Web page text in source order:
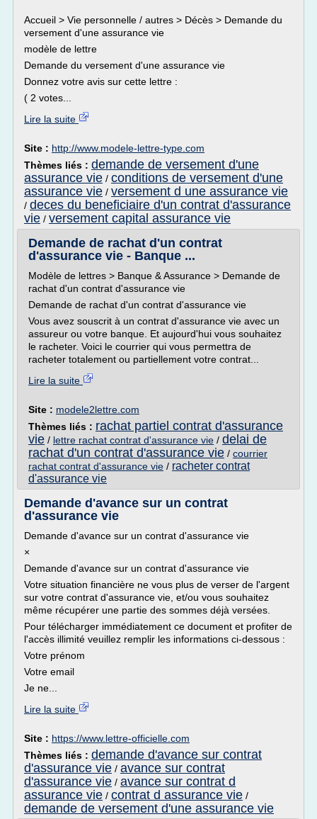
Accueil > Vie personnelle / autres > Décès > Demande du
versement d'une assurance vie
modèle de lettre
Demande du versement d'une assurance vie
Donnez votre avis sur cette lettre :
( 2 votes...
Lire la suite
Site : http://www.modele-lettre-type.com
Thèmes liés : demande de versement d'une
assurance vie / conditions de versement d'une
assurance vie / versement d une assurance vie
/ deces du beneficiaire d'un contrat d'assurance
vie / versement capital assurance vie
Demande de rachat d'un contrat
d'assurance vie - Banque ...
Modèle de lettres > Banque & Assurance > Demande de
rachat d'un contrat d'assurance vie
Demande de rachat d'un contrat d'assurance vie
Vous avez souscrit à un contrat d'assurance vie avec un
assureur ou votre banque. Et aujourd'hui vous souhaitez
le racheter. Voici le courrier qui vous permettra de
racheter totalement ou partiellement votre contrat...
Lire la suite
Site : modele2lettre.com
Thèmes liés : rachat partiel contrat d'assurance
vie / lettre rachat contrat d'assurance vie / delai de
rachat d'un contrat d'assurance vie / courrier
rachat contrat d'assurance vie / racheter contrat
d'assurance vie
Demande d'avance sur un contrat
d'assurance vie
Demande d'avance sur un contrat d'assurance vie
×
Demande d'avance sur un contrat d'assurance vie
Votre situation financière ne vous plus de verser de l'argent
sur votre contrat d'assurance vie, et/ou vous souhaitez
même récupérer une partie des sommes déjà versées.
Pour télécharger immédiatement ce document et profiter de
l'accès illimité veuillez remplir les informations ci-dessous :
Votre prénom
Votre email
Je ne...
Lire la suite
Site : https://www.lettre-officielle.com
Thèmes liés : demande d'avance sur contrat
d'assurance vie / avance sur contrat
d'assurance vie / avance sur contrat d
assurance vie / contrat d assurance vie /
demande de versement d'une assurance vie